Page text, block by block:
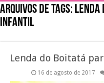
Arquivos de tags: Lenda
Infantil
Lenda do Boitatá
16 de agosto de 2017